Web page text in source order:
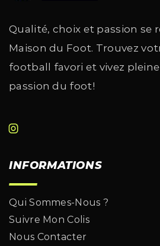
Qualité, choix et passion se
Maison du Foot. Trouvez
football favori et vivez
passion du foot!
INFORMATIONS
Qui Sommes-Nous ?
Suivre Mon Colis
Nous Contacter